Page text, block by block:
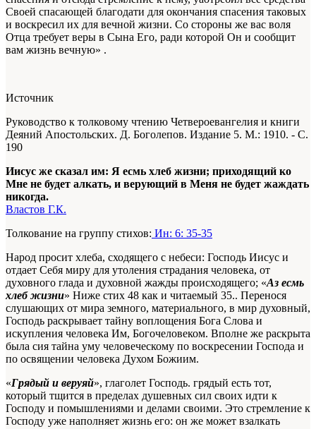
Своей спасающей благодати для окончания спасения таковых
и воскресил их для вечной жизни. Со стороны же вас воля
Отца требует веры в Сына Его, ради которой Он и сообщит
вам жизнь вечную» .
Источник
Руководство к толковому чтению Четвероевангелия и книги
Деяний Апостольских. Д. Боголепов. Издание 5. М.: 1910. - С.
190
Иисус же сказал им: Я есмь хлеб жизни; приходящий ко
Мне не будет алкать, и верующий в Меня не будет жаждать
никогда.
Властов Г.К.
Толкование на группу стихов: Ин: 6: 35-35
Народ просит хлеба, сходящего с небеси: Господь Иисус и
отдает Себя миру для утоления страдания человека, от
духовного глада и духовной жажды происходящего; «Аз есмь
хлеб жизни» Ниже стих 48 как и читаемый 35.. Перенося
слушающих от мира земного, материального, в мир духовный,
Господь раскрывает тайну воплощения Бога Слова и
искупления человека Им, Богочеловеком. Вполне же раскрыта
была сия тайна уму человеческому по воскресении Господа и
по освящении человека Духом Божиим.
«Грядый и веруяй», глаголет Господь. грядый есть тот,
который тщится в пределах душевных сил своих идти к
Господу и помышлениями и делами своими. Это стремление к
Господу уже наполняет жизнь его: он же может взалкать